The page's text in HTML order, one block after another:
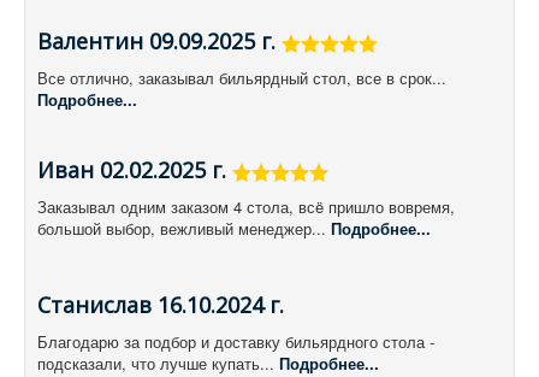
Валентин 09.09.2025 г.
Все отлично, заказывал бильярдный стол, все в срок...
Подробнее...
Иван 02.02.2025 г.
Заказывал одним заказом 4 стола, всë пришло вовремя,
большой выбор, вежливый менеджер... Подробнее...
Станислав 16.10.2024 г.
Благодарю за подбор и доставку бильярдного стола -
подсказали, что лучше купать... Подробнее...